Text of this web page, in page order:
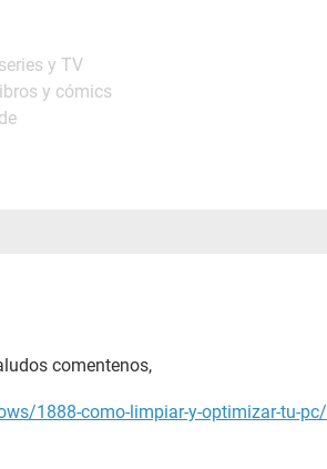
y TV
y cómics
comentenos,
1888-como-limpiar-y-optimizar-tu-pc/